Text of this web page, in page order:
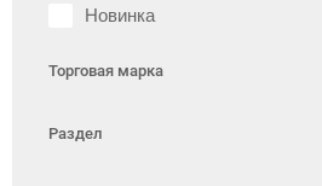
Новинка
Торговая марка
Раздел